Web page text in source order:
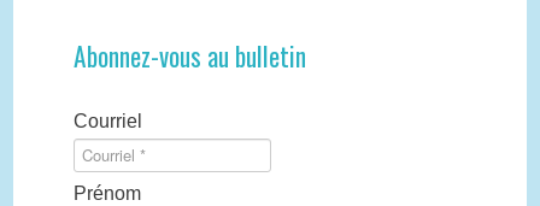
Abonnez-vous au bulletin
Courriel
Prénom